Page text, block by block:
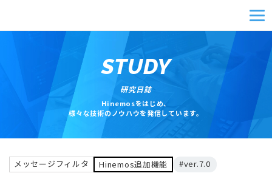
STUDY
研究日誌
Hinemosをはじめ、
様々な技術のノウハウを発信しています。
メッセージフィルタ Hinemos追加機能 #ver.7.0